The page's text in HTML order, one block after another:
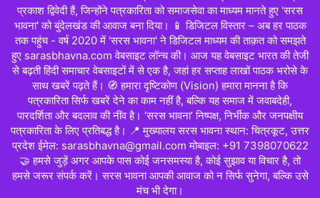
प्रकाश द्विवेदी हैं, जिन्होंने पत्रकारिता को समाजसेवा का माध्यम मानते हुए 'सरस
भावना' को बुंदेलखंड की आवाज बना दिया। 📱 डिजिटल विस्तार – अब हर पाठक
तक पहुंच - वर्ष 2020 में 'सरस भावना' ने डिजिटल माध्यम की ताक़त को समझते
हुए sarasbhavna.com वेबसाइट लॉन्च की। आज यह वेबसाइट भारत की तेजी
से बढ़ती हिंदी समाचार वेबसाइटों में से एक है, जहां हर सप्ताह लाखों पाठक भरोसे के
साथ खबरें पढ़ते हैं। 🧭 हमारा दृष्टिकोण (Vision) हमारा मानना है कि
पत्रकारिता सिर्फ खबरें देने का काम नहीं है, बल्कि यह समाज में जवाबदेही,
पारदर्शिता और बदलाव की नींव है। ‘सरस भावना’ निष्पक्ष, निर्भीक और जनपक्षीय
पत्रकारिता के लिए प्रतिबद्ध है। 📍 मुख्यालय सरस भावना स्थान: चित्रकूट, उत्तर
प्रदेश ईमेल: sarasbhavna@gmail.com मोबाइल: +91 7398070622
🤝 हमसे जुड़ें अगर आपके पास कोई जनसमस्या है, कोई सुझाव या विचार है, तो
हमसे जरूर संपर्क करें। सरस भावना आपकी आवाज को न सिर्फ सुनेगा, बल्कि उसे
मंच भी देगा।